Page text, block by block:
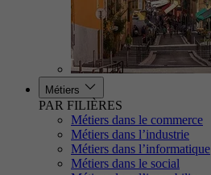
Métiers
PAR FILIÈRES
Métiers dans le commerce
Métiers dans l’industrie
Métiers dans l’informatique
Métiers dans le social